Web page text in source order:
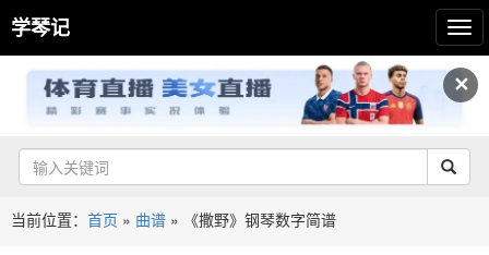
✕
学琴记
当前位置： 首页 » 曲谱 » 《撒野》钢琴数字简谱